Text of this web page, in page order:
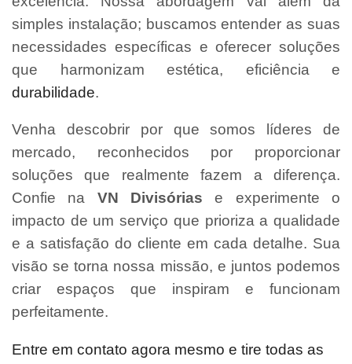
simples instalação; buscamos entender as suas
necessidades específicas e oferecer soluções
que harmonizam estética, eficiência e
durabilidade.
Venha descobrir por que somos líderes de
mercado, reconhecidos por proporcionar
soluções que realmente fazem a diferença.
Confie na VN Divisórias e experimente o
impacto de um serviço que prioriza a qualidade
e a satisfação do cliente em cada detalhe. Sua
visão se torna nossa missão, e juntos podemos
criar espaços que inspiram e funcionam
perfeitamente.
Entre em contato agora mesmo e tire todas as